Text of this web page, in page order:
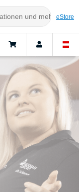
eStore